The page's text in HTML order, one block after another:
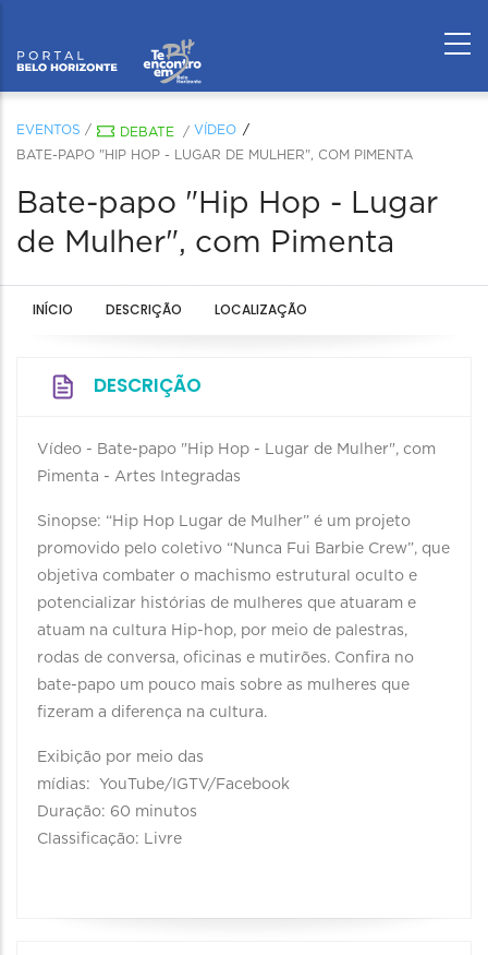
EVENTOS / DEBATE / VÍDEO
BATE-PAPO "HIP HOP - LUGAR DE MULHER", COM PIMENTA
Bate-papo "Hip Hop - Lugar
de Mulher", com Pimenta
INÍCIO DESCRIÇÃO LOCALIZAÇÃO
DESCRIÇÃO
Vídeo - Bate-papo "Hip Hop - Lugar de Mulher", com
Pimenta - Artes Integradas
Sinopse: “Hip Hop Lugar de Mulher” é um projeto
promovido pelo coletivo “Nunca Fui Barbie Crew”, que
objetiva combater o machismo estrutural oculto e
potencializar histórias de mulheres que atuaram e
atuam na cultura Hip-hop, por meio de palestras,
rodas de conversa, oficinas e mutirões. Confira no
bate-papo um pouco mais sobre as mulheres que
fizeram a diferença na cultura.
Exibição por meio das
mídias: YouTube/IGTV/Facebook
Duração: 60 minutos
Classificação: Livre